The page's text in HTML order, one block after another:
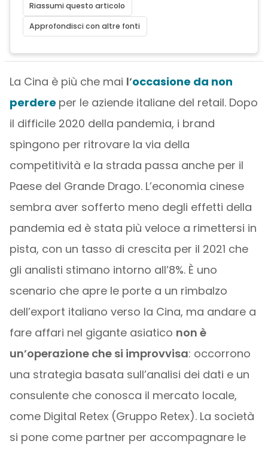
Riassumi questo articolo
Approfondisci con altre fonti
La Cina è più che mai l’occasione da non
perdere per le aziende italiane del retail. Dopo
il difficile 2020 della pandemia, i brand
spingono per ritrovare la via della
competitività e la strada passa anche per il
Paese del Grande Drago. L’economia cinese
sembra aver sofferto meno degli effetti della
pandemia ed è stata più veloce a rimettersi in
pista, con un tasso di crescita per il 2021 che
gli analisti stimano intorno all’8%. È uno
scenario che apre le porte a un rimbalzo
dell’export italiano verso la Cina, ma andare a
fare affari nel gigante asiatico non è
un’operazione che si improvvisa: occorrono
una strategia basata sull’analisi dei dati e un
consulente che conosca il mercato locale,
come Digital Retex (Gruppo Retex). La società
si pone come partner per accompagnare le